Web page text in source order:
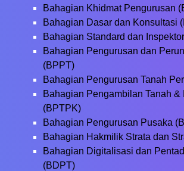
Bahagian Khidmat Pengurusan
Bahagian Dasar dan Konsultasi
Bahagian Standard dan
Bahagian Pengurusan dan
(BPPT)
Bahagian Pengurusan Tanah
Bahagian Pengambilan Tanah &
(BPTPK)
Bahagian Pengurusan Pusaka
Bahagian Hakmilik Strata dan
Bahagian Digitalisasi dan
(BDPT)